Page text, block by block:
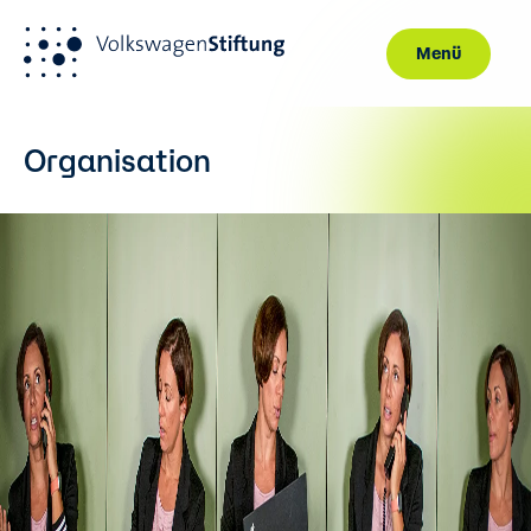
Menü
Organisation